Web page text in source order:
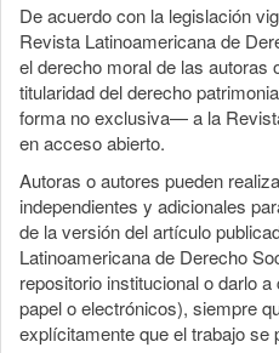
De acuerdo con la legislación
Revista Latinoamericana de
el derecho moral de las autoras
titularidad del derecho
forma no exclusiva— a la
en acceso abierto.
Autoras o autores pueden
independientes y adicionales
de la versión del artículo
Latinoamericana de Derecho
repositorio institucional o darlo
papel o electrónicos), siempre
explícitamente que el trabajo se